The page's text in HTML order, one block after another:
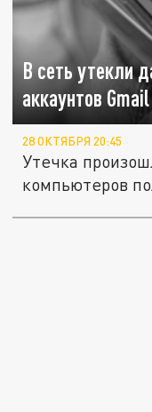
В сеть утекли
аккаунтов
28 ОКТЯБРЯ 20:45
Утечка
компьютеров